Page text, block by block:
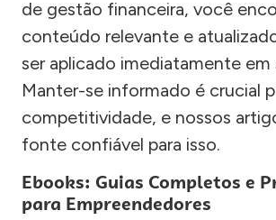
de gestão financeira, você
conteúdo relevante e
ser aplicado imediatamente em
Manter-se informado é crucial
competitividade, e nossos
fonte confiável para isso.
Ebooks: Guias Completos e
para Empreendedores